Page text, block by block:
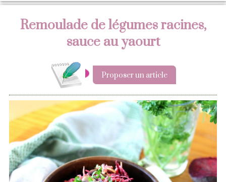
Remoulade de légumes racines,
sauce au yaourt
Proposer un article